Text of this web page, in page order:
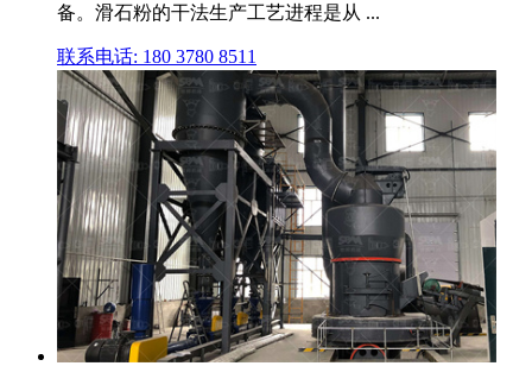
备。滑石粉的干法生产工艺进程是从 ...
联系电话: 180 3780 8511